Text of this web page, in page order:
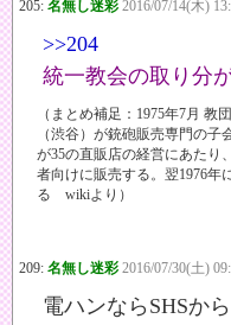
205: 名無し迷彩 2016/07/14(木)
>>204
統一教会の取り分
（まとめ補足：1975年7月
（渋谷）が銃砲販売専門の
が35の直販店の経営にあたり
者向けに販売する。翌1976年
る wikiより）
209: 名無し迷彩 2016/07/30(土)
電ハンならSHSか